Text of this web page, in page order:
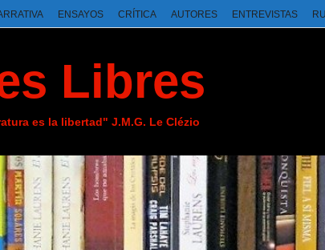
ENSAYOS CRÍTICA AUTORES ENTREVISTAS
Libres
es la libertad" J.M.G. Le Clézio